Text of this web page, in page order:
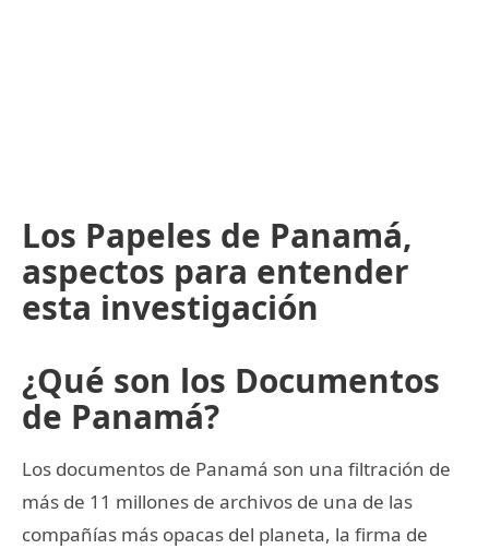
Los Papeles de Panamá,
aspectos para entender
esta investigación
¿Qué son los Documentos
de Panamá?
Los documentos de Panamá son una filtración de
más de 11 millones de archivos de una de las
compañías más opacas del planeta, la firma de